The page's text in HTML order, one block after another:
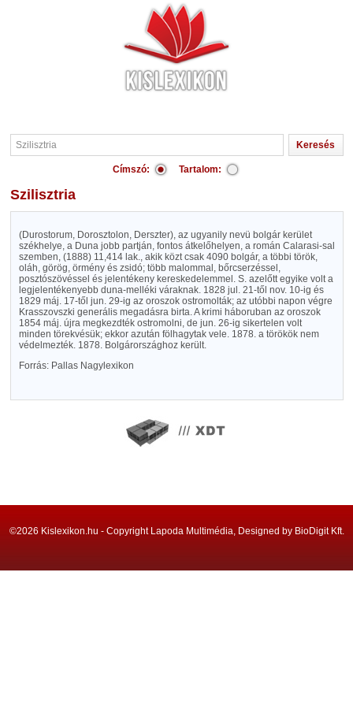
Címszó: Tartalom:
Szilisztria
(Durostorum, Dorosztolon, Derszter), az ugyanily nevü bolgár kerület
székhelye, a Duna jobb partján, fontos átkelőhelyen, a román Calarasi-sal
szemben, (1888) 11,414 lak., akik közt csak 4090 bolgár, a többi török,
oláh, görög, örmény és zsidó; több malommal, bőrcserzéssel,
posztószövéssel és jelentékeny kereskedelemmel. S. azelőtt egyike volt a
legjelentékenyebb duna-melléki váraknak. 1828 jul. 21-től nov. 10-ig és
1829 máj. 17-től jun. 29-ig az oroszok ostromolták; az utóbbi napon végre
Krasszovszki generális megadásra birta. A krimi háboruban az oroszok
1854 máj. újra megkezdték ostromolni, de jun. 26-ig sikertelen volt
minden törekvésük; ekkor azután fölhagytak vele. 1878. a törökök nem
védelmezték. 1878. Bolgárországhoz került.
Forrás: Pallas Nagylexikon
©2026 Kislexikon.hu - Copyright Lapoda Multimédia, Designed by BioDigit Kft.